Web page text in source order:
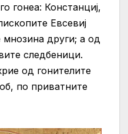
гонеа: Констанциј,
Евсевиј
други; а од
следбеници.
од гонителите
по приватните